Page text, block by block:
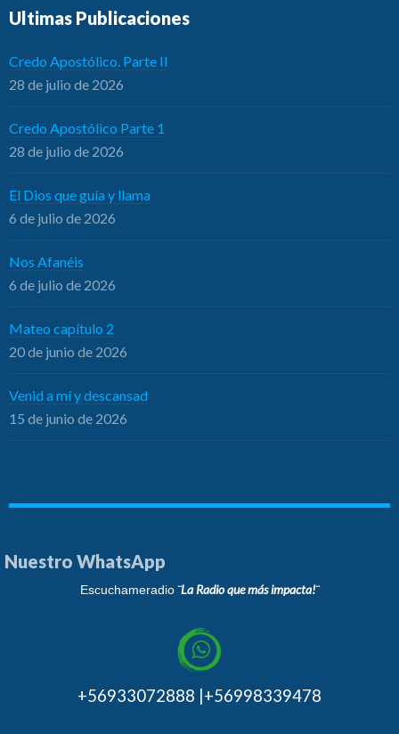
Ultimas Publicaciones
Credo Apostólico. Parte II
28 de julio de 2026
Credo Apostólico Parte 1
28 de julio de 2026
El Dios que guía y llama
6 de julio de 2026
Nos Afanéis
6 de julio de 2026
Mateo capítulo 2
20 de junio de 2026
Venid a mí y descansad
15 de junio de 2026
Nuestro WhatsApp
Escuchameradio¨La Radio que más impacta!¨
+56933072888 |+56998339478